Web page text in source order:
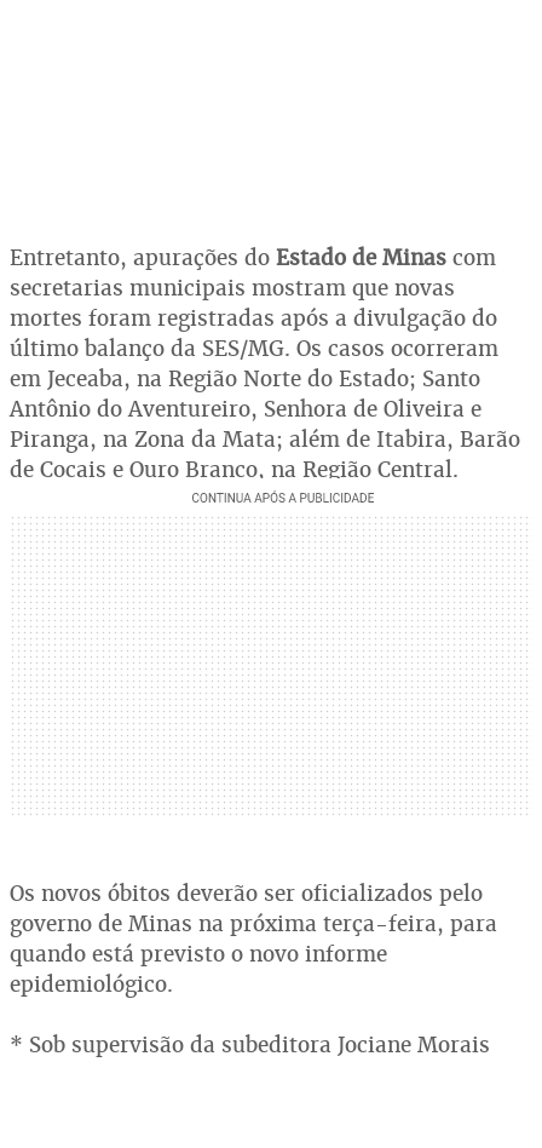
Entretanto, apurações do Estado de Minas com
secretarias municipais mostram que novas
mortes foram registradas após a divulgação do
último balanço da SES/MG. Os casos ocorreram
em Jeceaba, na Região Norte do Estado; Santo
Antônio do Aventureiro, Senhora de Oliveira e
Piranga, na Zona da Mata; além de Itabira, Barão
de Cocais e Ouro Branco, na Região Central.
Os novos óbitos deverão ser oficializados pelo
governo de Minas na próxima terça-feira, para
quando está previsto o novo informe
epidemiológico.
* Sob supervisão da subeditora Jociane Morais